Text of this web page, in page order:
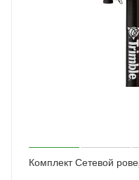
Комплект Сетевой